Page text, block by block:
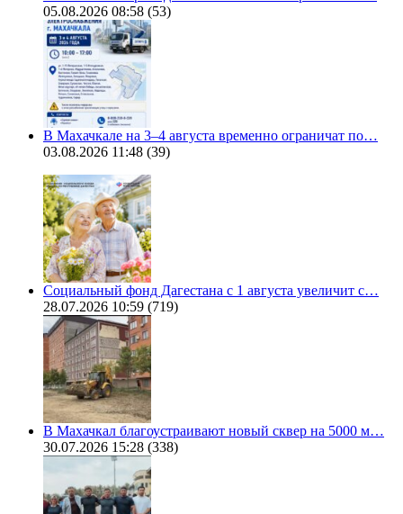
05.08.2026 08:58 (53)
В Махачкале на 3–4 августа временно ограничат по…
03.08.2026 11:48 (39)
Социальный фонд Дагестана с 1 августа увеличит с…
28.07.2026 10:59 (719)
В Махачкал благоустраивают новый сквер на 5000 м…
30.07.2026 15:28 (338)